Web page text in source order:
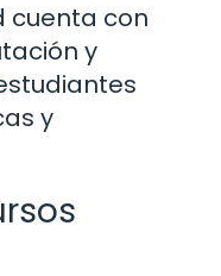
cuenta con
y
y